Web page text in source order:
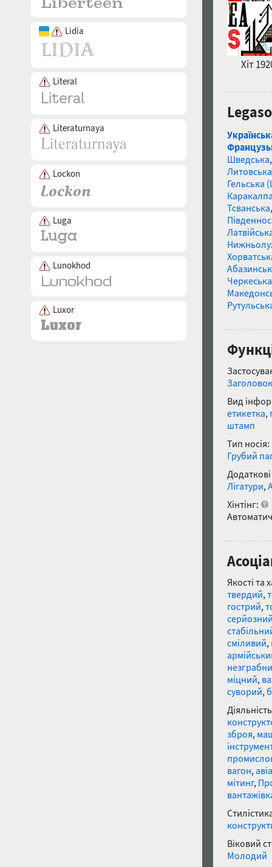
Lidia
Literal
Literaturnaya
Lockon
Luga
Lunokhod
Luxor
Хіт
Шведська
Литовська
Гельська
Тсванська
Черкеська
Заголовок
Вид
етикетка,
штамп
Тип носія:
Грубий
Лігатури,
Хінтінг:
Якості та
твердий,
гострий,
сміливий,
міцний,
суворий,
зброя,
вагон,
мітинг,
Віковий
Молодий